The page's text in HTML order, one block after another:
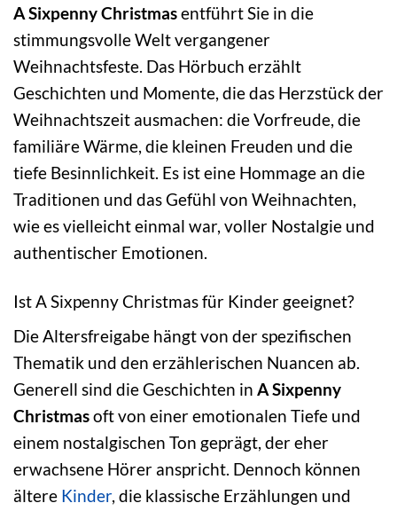
A Sixpenny Christmasentführt Sie in die
stimmungsvolle Welt vergangener
Weihnachtsfeste. Das Hörbuch erzählt
Geschichten und Momente, die das Herzstück der
Weihnachtszeit ausmachen: die Vorfreude, die
familiäre Wärme, die kleinen Freuden und die
tiefe Besinnlichkeit. Es ist eine Hommage an die
Traditionen und das Gefühl von Weihnachten,
wie es vielleicht einmal war, voller Nostalgie und
authentischer Emotionen.
Ist A Sixpenny Christmas für Kinder geeignet?
Die Altersfreigabe hängt von der spezifischen
Thematik und den erzählerischen Nuancen ab.
Generell sind die Geschichten in A Sixpenny
Christmasoft von einer emotionalen Tiefe und
einem nostalgischen Ton geprägt, der eher
erwachsene Hörer anspricht. Dennoch können
ältere Kinder, die klassische Erzählungen und